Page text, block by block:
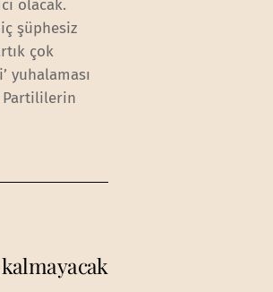
olacak.
şüphesiz
çok
yuhalaması
Partililerin